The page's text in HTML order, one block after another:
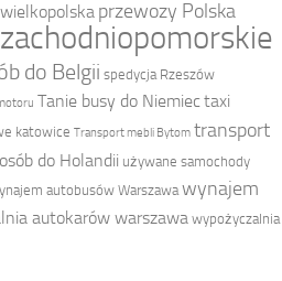
przewozy Polska
do Belgii spedycja Rzeszów
Tanie busy do Niemiectaxi
katowice Transport mebli Bytom transport
do Holandii używane samochody
autobusów Warszawa wynajem
autokarów warszawa wypożyczalnia